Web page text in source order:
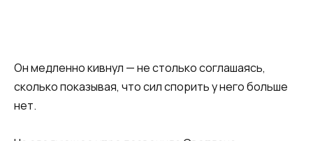
Он медленно кивнул — не столько соглашаясь,
сколько показывая, что сил спорить у него больше
нет.